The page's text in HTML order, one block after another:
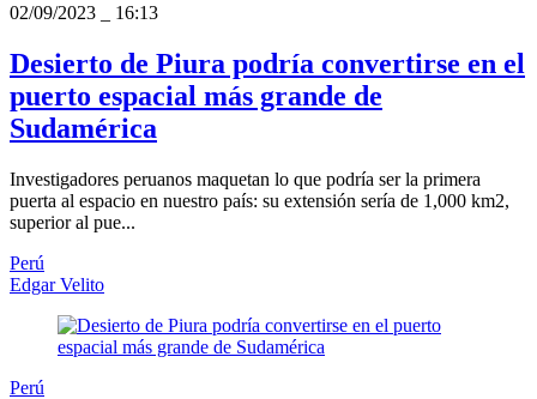
02/09/2023
16:13
Desierto de Piura podría convertirse en el
puerto espacial más grande de
Sudamérica
Investigadores peruanos maquetan lo que podría ser la primera
puerta al espacio en nuestro país: su extensión sería de 1,000 km2,
superior al pue...
Perú
Edgar Velito
Perú